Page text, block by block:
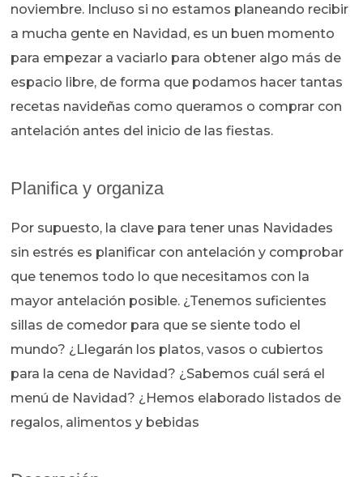
noviembre. Incluso si no estamos planeando recibir
a mucha gente en Navidad, es un buen momento
para empezar a vaciarlo para obtener algo más de
espacio libre, de forma que podamos hacer tantas
recetas navideñas como queramos o comprar con
antelación antes del inicio de las fiestas.
Planifica y organiza
Por supuesto, la clave para tener unas Navidades
sin estrés es planificar con antelación y comprobar
que tenemos todo lo que necesitamos con la
mayor antelación posible. ¿Tenemos suficientes
sillas de comedor para que se siente todo el
mundo? ¿Llegarán los platos, vasos o cubiertos
para la cena de Navidad? ¿Sabemos cuál será el
menú de Navidad? ¿Hemos elaborado listados de
regalos, alimentos y bebidas